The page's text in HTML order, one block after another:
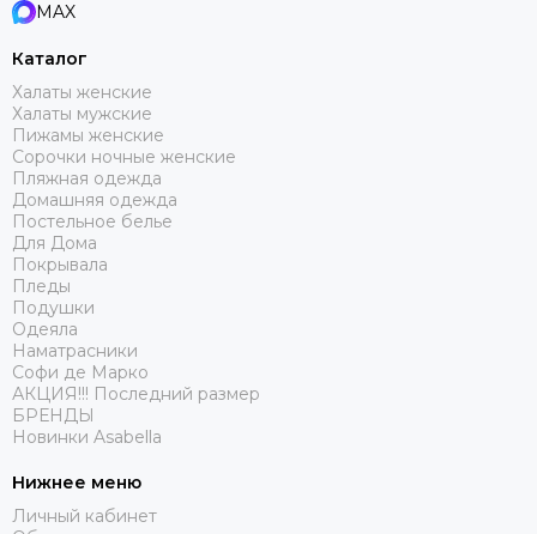
MAX
Каталог
Халаты женские
Халаты мужские
Пижамы женские
Сорочки ночные женские
Пляжная одежда
Домашняя одежда
Постельное белье
Для Дома
Покрывала
Пледы
Подушки
Одеяла
Наматрасники
Софи де Марко
АКЦИЯ!!! Последний размер
БРЕНДЫ
Новинки Asabella
Нижнее меню
Личный кабинет